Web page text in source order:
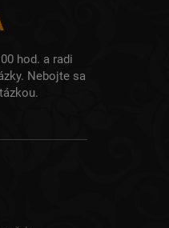
hod. a radi
Nebojte sa